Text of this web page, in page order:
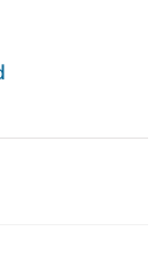
via X -
via
nieuwsbericht
dit